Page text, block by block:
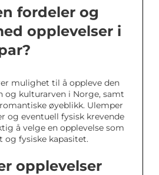
fordeler og
opplevelser i
mulighet til å oppleve den
og kulturarven i Norge, samt
øyeblikk. Ulemper
og eventuell fysisk krevende
å velge en opplevelse som
og fysiske kapasitet.
opplevelser